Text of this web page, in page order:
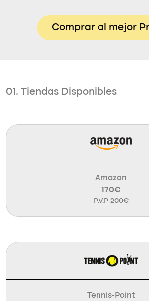
Comprar al mejor
01. Tiendas Disponibles
Amazon
170€
P.V.P 200€
Tennis-Point